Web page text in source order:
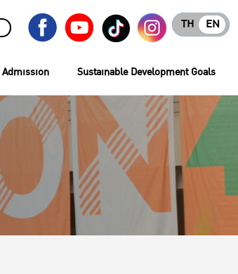
EN
TH
Admission Sustainable Development Goals